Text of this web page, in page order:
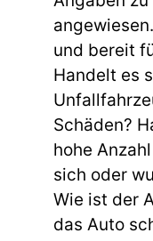
und bereit
Handelt es
Schäden?
hohe
sich oder
Wie ist der
das Auto